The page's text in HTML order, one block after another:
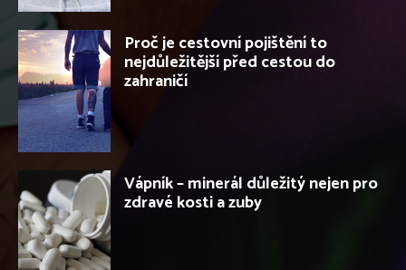
Proč je cestovní pojištění to
nejdůležitější před cestou do
zahraničí
Vápník – minerál důležitý nejen pro
zdravé kosti a zuby